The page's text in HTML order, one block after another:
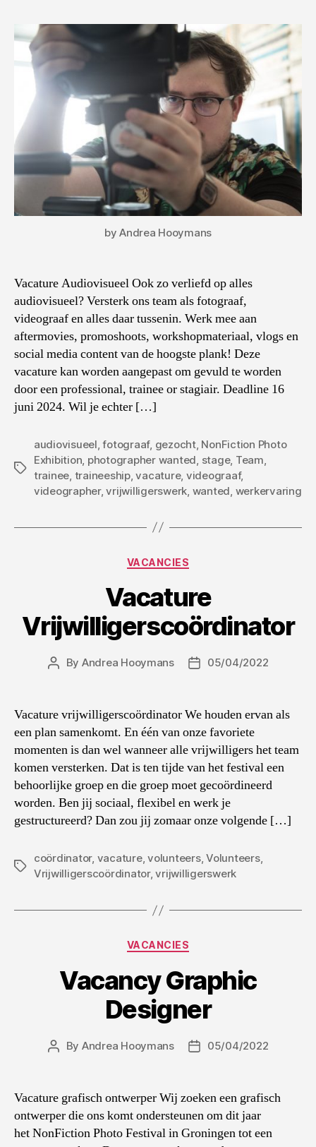
by Andrea Hooymans
Vacature Audiovisueel Ook zo verliefd op alles
audiovisueel? Versterk ons team als fotograaf,
videograaf en alles daar tussenin. Werk mee aan
aftermovies, promoshoots, workshopmateriaal, vlogs en
social media content van de hoogste plank! Deze
vacature kan worden aangepast om gevuld te worden
door een professional, trainee or stagiair. Deadline 16
juni 2024. Wil je echter […]
Tags
audiovisueel,fotograaf, gezocht, NonFiction Photo
Exhibition, photographer wanted, stage, Team,
trainee, traineeship,vacature, videograaf,
videographer,vrijwilligerswerk, wanted, werkervaring
Categories
VACANCIES
Vacature
Vrijwilligerscoördinator
Post
By Andrea Hooymans
Post05/04/2022
Vacature vrijwilligerscoördinator We houden ervan als
een plan samenkomt. En één van onze favoriete
momenten is dan wel wanneer alle vrijwilligers het team
komen versterken. Dat is ten tijde van het festival een
behoorlijke groep en die groep moet gecoördineerd
worden. Ben jij sociaal, flexibel en werk je
gestructureerd? Dan zou jij zomaar onze volgende […]
Tags
coördinator, vacature,volunteers,Volunteers,
Vrijwilligerscoördinator,vrijwilligerswerk
Categories
VACANCIES
Vacancy Graphic
Designer
Post
By Andrea Hooymans
Post05/04/2022
Vacature grafisch ontwerper Wij zoeken een grafisch
ontwerper die ons komt ondersteunen om dit jaar
het NonFiction Photo Festival in Groningen tot een